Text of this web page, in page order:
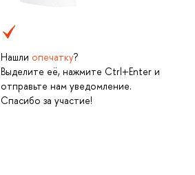
Нашли опечатку?
Выделите её, нажмите Ctrl+Enter и
отправьте нам уведомление.
Спасибо за участие!